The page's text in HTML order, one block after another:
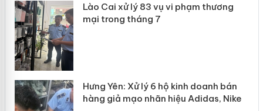
Lào Cai xử lý 83 vụ vi phạm thương
mại trong tháng 7
Hưng Yên: Xử lý 6 hộ kinh doanh bán
hàng giả mạo nhãn hiệu Adidas, Nike